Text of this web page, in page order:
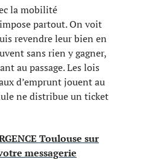
la mobilité
partout. On voit
revendre leur bien en
sans rien y gagner,
au passage. Les lois
d’emprunt jouent au
ne distribue un ticket
Toulouse sur
messagerie